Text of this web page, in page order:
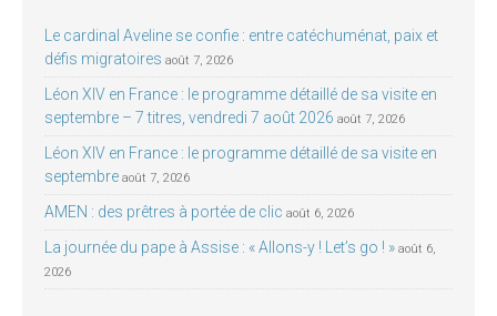
Le cardinal Aveline se confie : entre catéchuménat, paix et
défis migratoires août 7, 2026
Léon XIV en France : le programme détaillé de sa visite en
septembre – 7 titres, vendredi 7 août 2026 août 7, 2026
Léon XIV en France : le programme détaillé de sa visite en
septembre août 7, 2026
AMEN : des prêtres à portée de clic août 6, 2026
La journée du pape à Assise : « Allons-y ! Let’s go ! » août 6,
2026